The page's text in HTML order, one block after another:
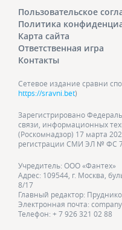
Пользовательское
Политика
Карта сайта
Ответственная игра
Контакты
Сетевое издание сравни
https://sravni.bet)
Зарегистрировано
связи, информационных
(Роскомнадзор) 17 марта
регистрации СМИ ЭЛ № ФС
Учредитель: ООО «Фантех»
Адрес: 109544, г. Москва,
8/17
Главный редактор:
Электронная почта:
Телефон: + 7 926 321 02 88